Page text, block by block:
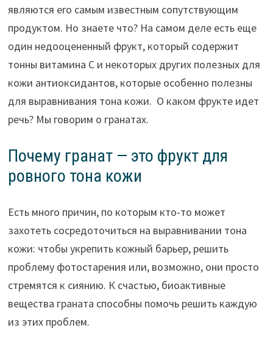
являются его самым известным сопутствующим
продуктом. Но знаете что? На самом деле есть еще
один недооцененный фрукт, который содержит
тонны витамина С и некоторых других полезных для
кожи антиоксидантов, которые особенно полезны
для выравнивания тона кожи. О каком фрукте идет
речь? Мы говорим о гранатах.
Почему гранат — это фрукт для
ровного тона кожи
Есть много причин, по которым кто-то может
захотеть сосредоточиться на выравнивании тона
кожи: чтобы укрепить кожный барьер, решить
проблему фотостарения или, возможно, они просто
стремятся к сиянию. К счастью, биоактивные
вещества граната способны помочь решить каждую
из этих проблем.